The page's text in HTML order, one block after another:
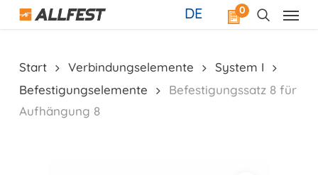
Skip
0
DE
Start Verbindungselemente
System I
Befestigungselemente
Befestigungssatz 8 für
Aufhängung 8